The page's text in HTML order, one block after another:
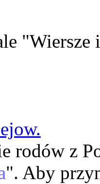
"Wiersze
rodów z
". Aby